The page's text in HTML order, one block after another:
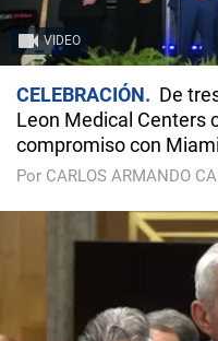
VIDEO
CELEBRACIÓN
De
Leon Medical Centers
compromiso con Miami
Por CARLOS ARMANDO